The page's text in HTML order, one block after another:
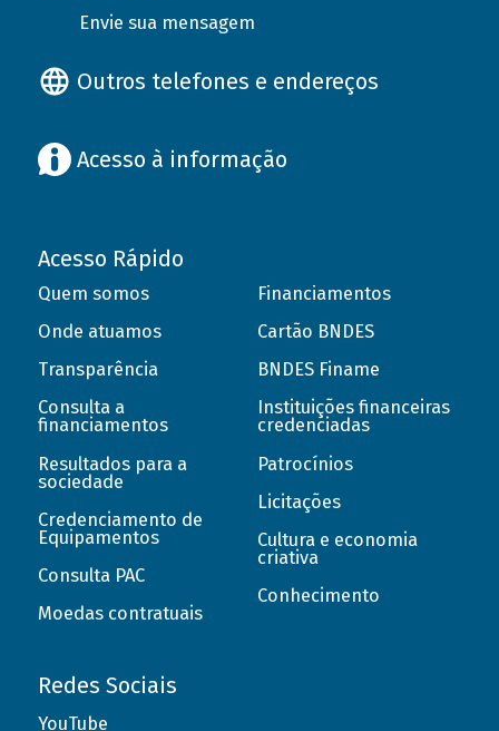
Envie sua mensagem
Outros telefones e endereços
Acesso à informação
Acesso Rápido
Quem somos
Onde atuamos
Transparência
Consulta a
financiamentos
Resultados para a
sociedade
Credenciamento de
Equipamentos
Consulta PAC
Moedas contratuais
Financiamentos
Cartão BNDES
BNDES Finame
Instituições financeiras
credenciadas
Patrocínios
Licitações
Cultura e economia
criativa
Conhecimento
Redes Sociais
YouTube